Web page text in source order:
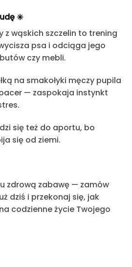
✳️
z wąskich szczelin to trening
psa i odciąga jego
czy mebli.
na smakołyki męczy pupila
— zaspokaja instynkt
się też do aportu, bo
się od ziemi.
zdrową zabawę — zamów
dziś i przekonaj się, jak
codzienne życie Twojego